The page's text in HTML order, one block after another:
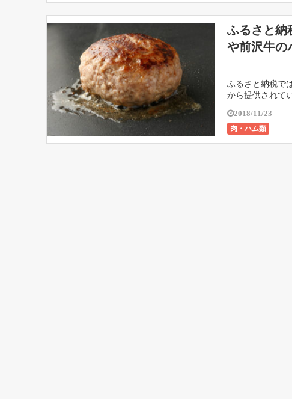
ふるさと納
や前沢牛の
ふるさと納税で
から提供されて
2018/11/23
肉・ハム類